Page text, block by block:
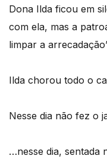
Dona Ilda ficou em
com ela, mas a
limpar a
Ilda chorou todo o
Nesse dia não fez o
…nesse dia, sentada